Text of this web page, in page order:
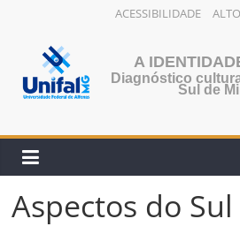
ACESSIBILIDADE
conteúdo
A
Diagnóstico
Sul de
Aspectos do